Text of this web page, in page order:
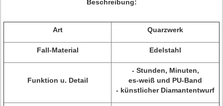
Beschreibung:
Art Quarzwerk
Fall-Material Edelstahl
Funktion u. Detail
- Stunden, Minuten,
es-weiß und PU-Band
- künstlicher Diamantentwurf